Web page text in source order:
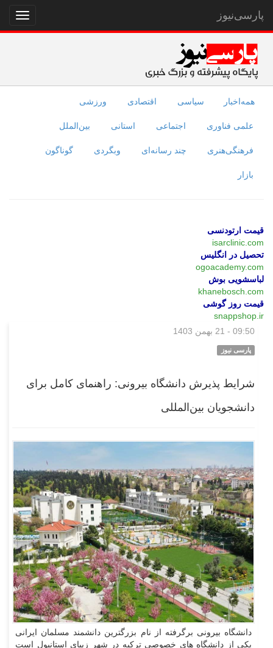
نمایش
منو
پارسی‌نیوز
همه‌اخبار سیاسی اقتصادی ورزشی
علمی فناوری اجتماعی استانی بین‌الملل
فرهنگی‌هنری چند رسانه‌ای وبگردی گوناگون
بازار
قیمت ارتودنسی
isarclinic.com
تحصیل در انگلیس
ogoacademy.com
لباسشویی بوش
khanebosch.com
قیمت روز گوشی
snappshop.ir
09:50 - 21 بهمن 1403
پارسی نیوز
شرایط پذیرش دانشگاه بیرونی: راهنمای کامل برای
دانشجویان بین‌المللی
دانشگاه بیرونی برگرفته از نام بزرگترین دانشمند مسلمان ایرانی
یکی از دانشگاه های خصوصی ترکیه در شهر زیبای استانبول است